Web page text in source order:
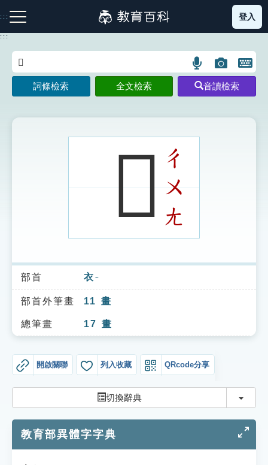
到
主
:::
注音索引圖示 筆畫索引圖示 部首索引表圖示
索引選單
知識索引
單字索引
貓頭鷹博士
登入
:::
語
言
搜
示
圖
片
搜
開
鍵
圖
詞條檢索 全文檢索 音讀檢索
𧜧ㄔ
ㄨ
ㄤ
部首 衣 ㄧ
部首外筆畫 11 畫
總筆畫 17 畫
開啟關聯 列入收藏 QRcode分享
切換辭典 切換
教育部異體字字典